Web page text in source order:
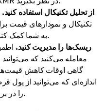
از تحلیل تکنیکال استفاده کنید.
تکنیکال و نمودارهای قیمت
به شما کمک کند روندهای بازار را پیش‌بینی کنید.
ریسک‌ها را مدیریت کنید.
معامله می‌کنید که
گاهی اوقات کاهش
اندازه‌ای که می‌توانید از پول
را در برابر ناپایداری بازار محافظت کنید.